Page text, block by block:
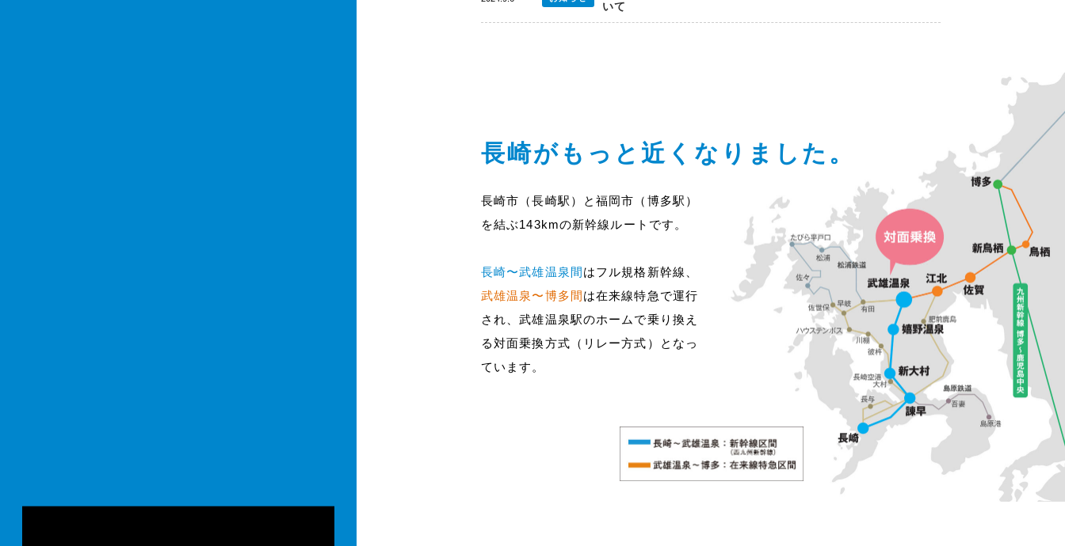
いて
長崎がもっと近くなりました。
長崎市（長崎駅）と福岡市（博多駅）
を結ぶ143kmの新幹線ルートです。
長崎〜武雄温泉間はフル規格新幹線、
武雄温泉〜博多間は在来線特急で運行
され、武雄温泉駅のホームで乗り換え
る対面乗換方式（リレー方式）となっ
ています。